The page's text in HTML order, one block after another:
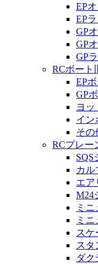
EP
EP
GP
GP
GP
RCボート
EP
GP
ヨッ
イン
その
RCプレー
SQS
カル
エア
M24
ミ
ミ
スケ
スタ
ダク